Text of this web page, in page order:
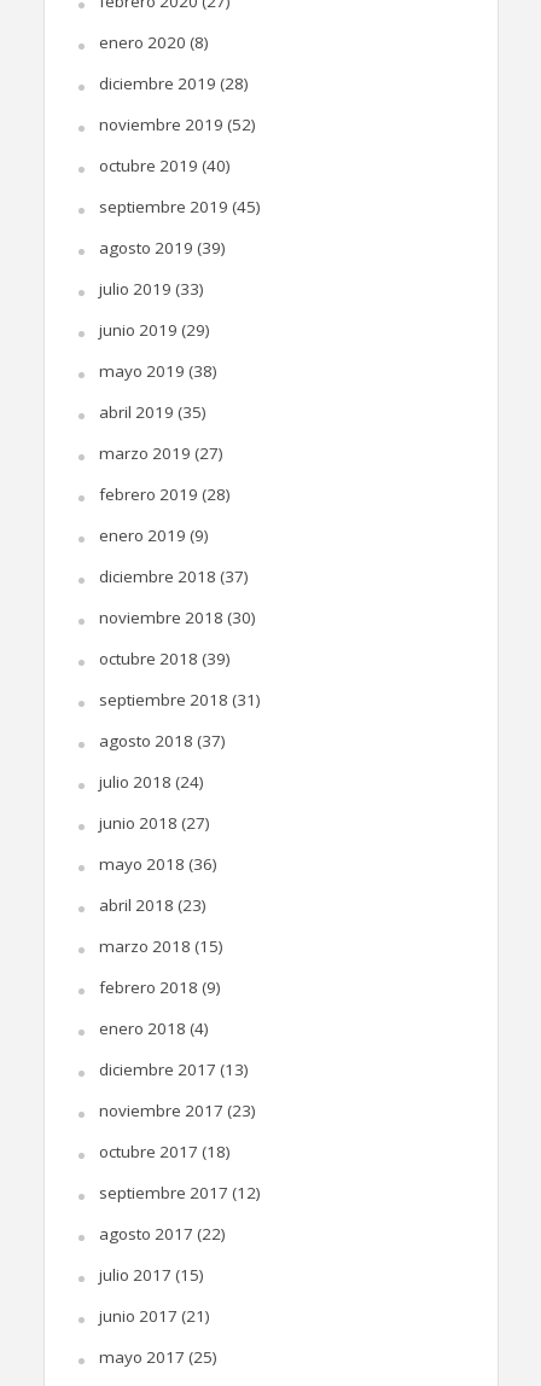
enero 2020 (8)
diciembre 2019 (28)
noviembre 2019 (52)
octubre 2019 (40)
septiembre 2019 (45)
agosto 2019 (39)
julio 2019 (33)
junio 2019 (29)
mayo 2019 (38)
abril 2019 (35)
marzo 2019 (27)
febrero 2019 (28)
enero 2019 (9)
diciembre 2018 (37)
noviembre 2018 (30)
octubre 2018 (39)
septiembre 2018 (31)
agosto 2018 (37)
julio 2018 (24)
junio 2018 (27)
mayo 2018 (36)
abril 2018 (23)
marzo 2018 (15)
febrero 2018 (9)
enero 2018 (4)
diciembre 2017 (13)
noviembre 2017 (23)
octubre 2017 (18)
septiembre 2017 (12)
agosto 2017 (22)
julio 2017 (15)
junio 2017 (21)
mayo 2017 (25)